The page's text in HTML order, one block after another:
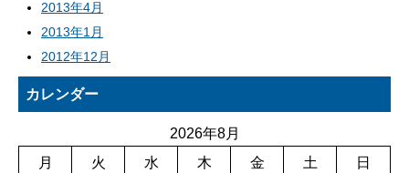
2013年4月
2013年1月
2012年12月
カレンダー
2026年8月
月
火 水 木 金 土 日